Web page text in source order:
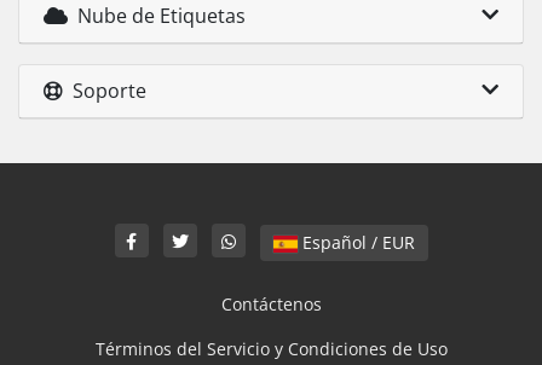
Nube de Etiquetas
Soporte
Español / EUR
Contáctenos
Términos del Servicio y Condiciones de Uso